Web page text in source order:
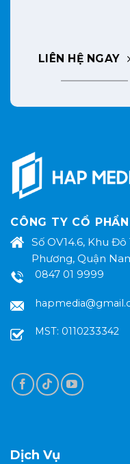
LIÊN HỆ NGAY
CÔNG TY CỔ
Số OV14.6, Khu
Phương, Quận
0847 01 9999
MST: 0110233342
Dịch Vụ